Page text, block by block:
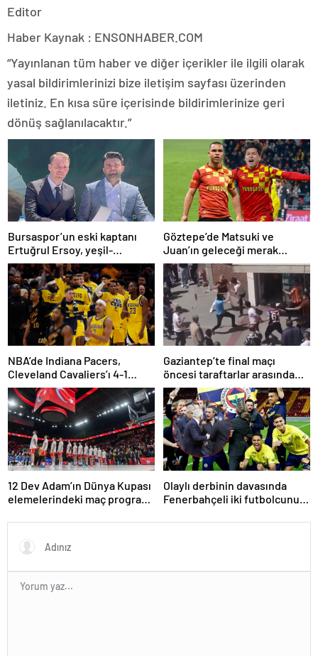
Editor
Haber Kaynak : ENSONHABER.COM
“Yayınlanan tüm haber ve diğer içerikler ile ilgili olarak
yasal bildirimlerinizi bize iletişim sayfası üzerinden
iletiniz. En kısa süre içerisinde bildirimlerinize geri
dönüş sağlanılacaktır.”
Bursaspor’un eski kaptanı
Ertuğrul Ersoy, yeşil-
beyazlılara geri döndü
Göztepe’de Matsuki ve
Juan’ın geleceği merak
konusu
NBA’de Indiana Pacers,
Cleveland Cavaliers’ı 4-1
yenerek konferans finaline
yükseldi
Gaziantep’te final maçı
öncesi taraftarlar arasında
tartışma çıktı
12 Dev Adam’ın Dünya Kupası
elemelerindeki maç programı
Olaylı derbinin davasında
Fenerbahçeli iki futbolcunun